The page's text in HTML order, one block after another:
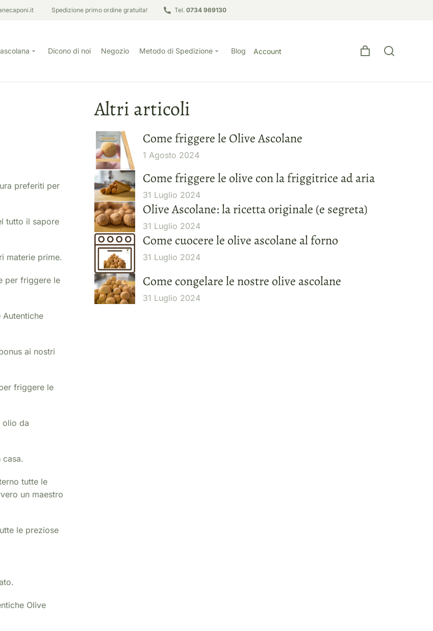
Spedizione primo ordine gratuita! Tel. 0734 969130
Dicono di noi Negozio Metodo di Spedizione Blog Account
preferiti per
tutto il sapore
materie prime.
per friggere le
Autentiche
ai nostri
friggere le
olio da
casa.
tutte le
un maestro
le preziose
Olive
Altri articoli
Come friggere le Olive Ascolane
1 Agosto 2024
Come friggere le olive con la friggitrice ad aria
31 Luglio 2024
Olive Ascolane: la ricetta originale (e segreta)
31 Luglio 2024
Come cuocere le olive ascolane al forno
31 Luglio 2024
Come congelare le nostre olive ascolane
31 Luglio 2024